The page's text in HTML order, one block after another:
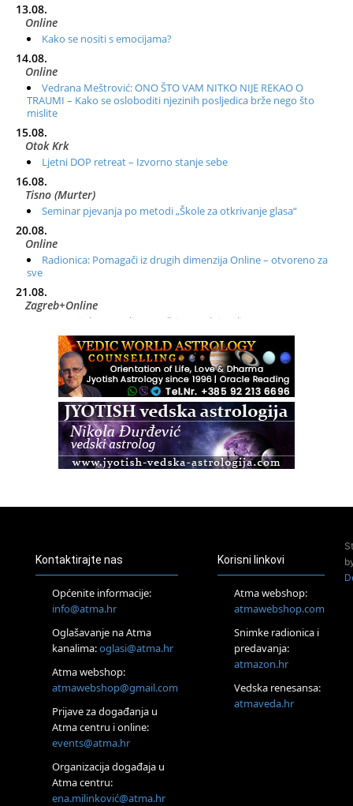
13.08.
Online
Kako se nositi s emocijama?
14.08.
Online
Vedrana Meštrović: ONO ŠTO VAM NITKO NIJE REKAO O
TRAUMI – Kako se osloboditi njezinih posljedica brže nego što
mislite
15.08.
Otok Krk
Ljetni DOP retreat – Izvorno stanje sebe
16.08.
Tisno (Murter)
Seminar pjevanja po metodi „Škole za otkrivanje glasa“
20.08.
Online
Radionica: Pomagači iz drugih dimenzija Online – otvoreno za
sve
21.08.
Zagreb+Online
Osnovni ThetaHealing® tečaj, Zagreb i Online
Zagreb
Osnovna radionica za izscjeljivanje pranom (Basic Pranic
Healing course)
Access BARS®, otpusti stres
Access Energetski Facelift®
Tečaj Višeg Vodstva, razvijanja intuicije i Akaša zapisa
25.08.
Upisi u program Profesionalni hipnoterapeut — nova
generacija kreće 25.08. 2026.
Online
Škola BaZi – put prema dubljem razumijevanju sebe
Visoko
Alemka Dauskardt – Jednodnevna radionica sistemskih
konstelacija
Online
SPAVAJ… Priče za lakšu noć
Kontaktirajte nas
Općenite informacije:
info@atma.hr
Oglašavanje na Atma
kanalima:oglasi@atma.hr
Atma webshop:
atmawebshop@gmail.com
Prijave za događanja u
Atma centru i online:
events@atma.hr
Organizacija događaja u
Atma centru:
ena.milinković@atma.hr
Korisni linkovi
Atma webshop:
atmawebshop.com
Snimke radionica i
predavanja:
atmazon.hr
Vedska renesansa:
atmaveda.hr